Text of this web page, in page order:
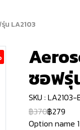
น LA2103
ซอฟรุ่
SKU :
฿370฿279
Option name 1